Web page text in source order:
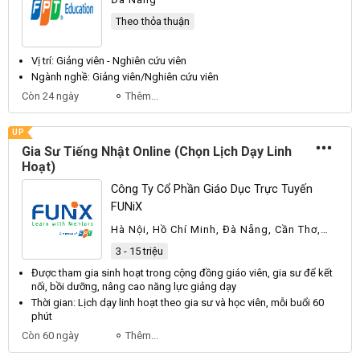
Theo thỏa thuận
Vị trí: Giảng viên - Nghiên cứu viên
Ngành nghề: Giảng viên/Nghiên cứu viên
Còn 24 ngày
Thêm...
UP
Gia Sư Tiếng Nhật Online (Chọn Lịch Dạy Linh
Hoạt)
Công Ty Cổ Phần Giáo Dục Trực Tuyến
FUNiX
Hà Nội, Hồ Chí Minh, Đà Nẵng, Cần Thơ,
Cao Bằng, Đắk Lắk, Điện Biên, Đồng Nai,
Đồng Tháp, Gia Lai, Hà Tĩnh, Hưng Yên,
Khánh Hòa, Lai Châu
3 - 15 triệu
Được tham gia sinh hoạt trong cộng đồng giáo viên, gia sư để kết
nối, bồi dưỡng, nâng cao năng lực giảng dạy
Thời gian: Lịch dạy linh hoạt theo gia sư và học viên, mỗi buổi 60
phút
Còn 60 ngày
Thêm...